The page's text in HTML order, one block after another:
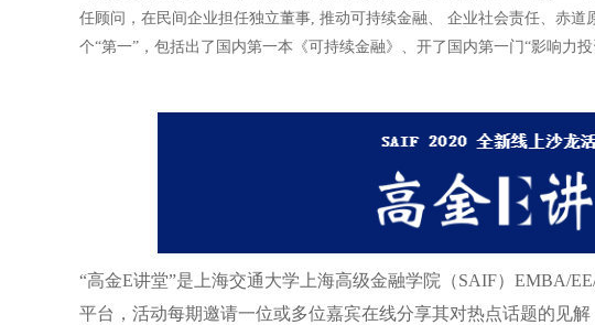
任顾问，在民间企业担任独立董事, 推动可持续金融、 企业社会责任、赤
个“第一” ，包括出了国内第一本《可持续金融》、开了国内第一门“影响力投
“高金E讲堂”是上海交通大学上海高级金融学院（SAIF）EMBA/
平台，活动每期邀请一位或多位嘉宾在线分享其对热点话题的见